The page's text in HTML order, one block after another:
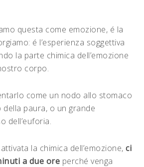
questa come emozione, é la
é l’esperienza soggettiva
la parte chimica dell’emozione
corpo.
come un nodo allo stomaco
paura, o un grande
dell’euforia.
la chimica dell’emozione,ci
a due ore perché venga